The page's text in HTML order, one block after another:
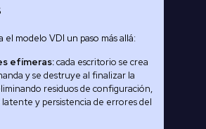
el modelo VDI un paso más allá:
efímeras:cada escritorio se crea
y se destruye al finalizar la
residuos de configuración,
latente y persistencia de errores del